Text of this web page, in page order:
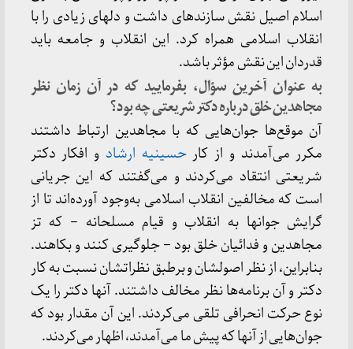
اسلام اصیل نقش سازنده‏اى داشت و دل‏هاى زیادى را با
انقلاب اسلامى همراه کرد. این انقلاب و جامعه باید
قدردان این نقش مؤثر باشد.
به عنوان آخرین سؤال، بفرمایید که در آن زمان نظر
مجاهدین خلق درباره دکتر شریعتى چه بود؟
آن موقع‌‏ها جوان‏‌هایى که با مجاهدین ارتباط داشتند
مکرر مى‌‏آمدند و از کارحسینیه ارشاد و افکار دکتر
شریعتى انتقاد مى‏‌کردند و مى‌‏گفتند که این جریانى
است که مخالفین انقلاب اسلامى به‌‏وجود آورده‌‏اند تا از
گرایش جوان‏ها به انقلاب و قیام مسلحانه – که تز
مجاهدین و فدائیان خلق بود – جلوگیرى کنند و بکاهند.
بنابراین، از نظر اصولشان و برطبق نظراتشان نسبت به کار
دکتر و آن برنامه‏‌ها نظر مخالف داشتند. آنها دکتر را یک
نوع حرکت انحرافى تلقى مى‏‌کردند. این آن مقدار بود که
جوان‏‌هایى از آنها که پیش ما مى‏‌آمدند، اظهار مى‌‏کردند.